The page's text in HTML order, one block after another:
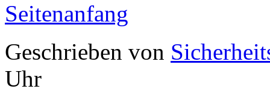
Seitenanfang
Geschrieben von
Uhr